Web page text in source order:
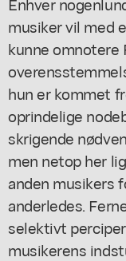
musiker vil med
kunne omnotere
hun er kommet
oprindelige
skrigende
men netop her
anden musikers
anderledes.
selektivt
musikerens